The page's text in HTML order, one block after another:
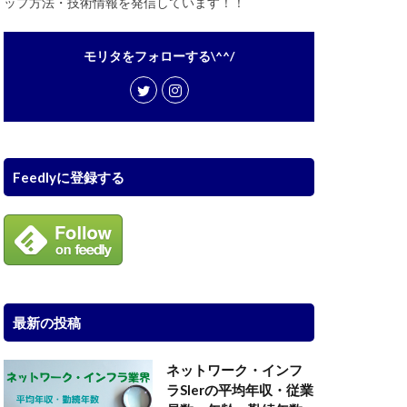
モリタをフォローする\^^/
Feedlyに登録する
最新の投稿
ネットワーク・インフ
ラSIerの平均年収・従業